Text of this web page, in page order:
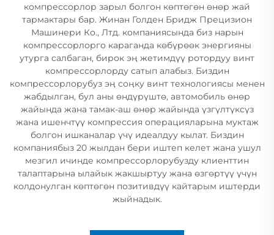
компрессорлор зарыл болгон көптөгөн өнөр жай
тармактары бар. Жинан Голден Бридж Прецизион
Машинери Ко., Лтд. компаниясында биз нарын
компрессорлорго караганда көбүрөөк энергияны
утурга салбаган, бирок эң жетимдүү ротордуу винт
компрессорлорду сатып алабыз. Биздин
компрессорлорубуз эң соңку винт технологиясы менен
жабдылган, бул аны өндүрүштө, автомобиль өнөр
жайында жана тамак-аш өнөр жайында үзгүлтүксүз
жана ишенчтүү компрессия операцияларына муктаж
болгон ишканалар үчү идеалдуу кылат. Биздин
компаниябыз 20 жылдан бери иштеп келет жана ушул
мезгил ичинде компрессорлорубузду клиенттин
талаптарына ылайык жакшыртуу жана өзгөртүү үчүн
колдонулган көптөгөн позитивдүү кайтарым иштерди
жыйнадык.